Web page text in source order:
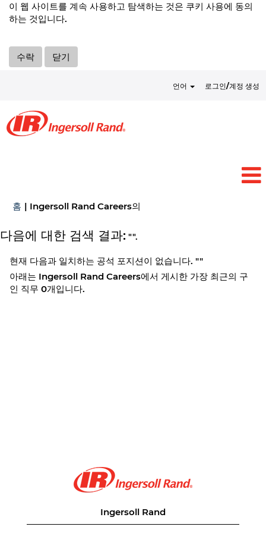
이 웹 사이트를 계속 사용하고 탐색하는 것은 쿠키 사용에 동의
하는 것입니다.
수락 닫기
언어 로그인/계정 생성
홈 | Ingersoll Rand Careers의
지)
다음에 대한 검색 결과: "".
현재 다음과 일치하는 공석 포지션이 없습니다. ""
아래는 Ingersoll Rand Careers에서 게시한 가장 최근의 구
인 직무 0개입니다.
Ingersoll Rand